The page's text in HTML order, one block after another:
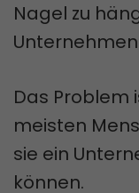
Nagel zu
Das Problem
meisten
sie ein
können.